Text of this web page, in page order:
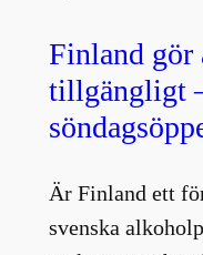
Finland gör
tillgängligt
Är Finland ett
svenska